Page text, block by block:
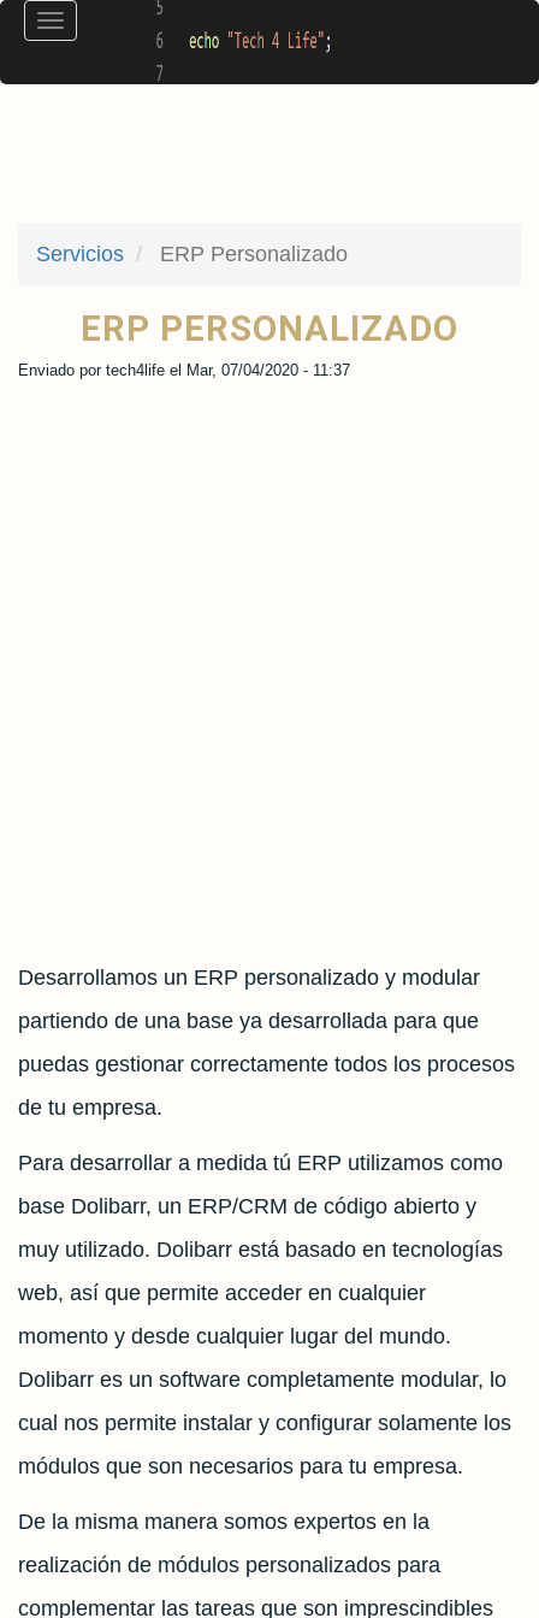
PasarToggle
Servicios ERP Personalizado
ERP PERSONALIZADO
Enviado por tech4life el Mar, 07/04/2020 - 11:37
Desarrollamos un ERP personalizado y modular
partiendo de una base ya desarrollada para que
puedas gestionar correctamente todos los procesos
de tu empresa.
Para desarrollar a medida tú ERP utilizamos como
base Dolibarr, un ERP/CRM de código abierto y
muy utilizado. Dolibarr está basado en tecnologías
web, así que permite acceder en cualquier
momento y desde cualquier lugar del mundo.
Dolibarr es un software completamente modular, lo
cual nos permite instalar y configurar solamente los
módulos que son necesarios para tu empresa.
De la misma manera somos expertos en la
realización de módulos personalizados para
complementar las tareas que son imprescindibles